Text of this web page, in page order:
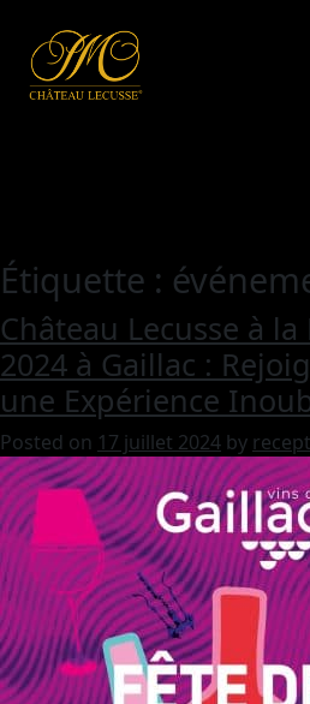
Étiquette :
Château Lecusse à la
2024 à Gaillac :
une Expérience
Posted on 17 juillet 2024 by